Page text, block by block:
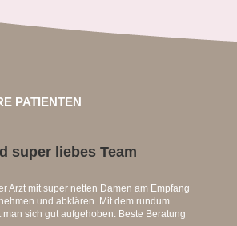
PATIENTEN
super liebes Team
Arzt mit super netten Damen am Empfang
und abklären. Mit dem rundum
sich gut aufgehoben. Beste Beratung